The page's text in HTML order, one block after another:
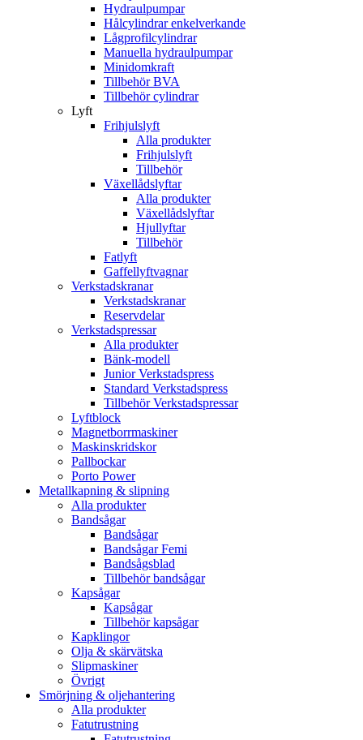
Hydraulpumpar
Hålcylindrar enkelverkande
Lågprofilcylindrar
Manuella hydraulpumpar
Minidomkraft
Tillbehör BVA
Tillbehör cylindrar
Lyft
Frihjulslyft
Alla produkter
Frihjulslyft
Tillbehör
Växellådslyftar
Alla produkter
Växellådslyftar
Hjullyftar
Tillbehör
Fatlyft
Gaffellyftvagnar
Verkstadskranar
Verkstadskranar
Reservdelar
Verkstadspressar
Alla produkter
Bänk-modell
Junior Verkstadspress
Standard Verkstadspress
Tillbehör Verkstadspressar
Lyftblock
Magnetborrmaskiner
Maskinskridskor
Pallbockar
Porto Power
Metallkapning & slipning
Alla produkter
Bandsågar
Bandsågar
Bandsågar Femi
Bandsågsblad
Tillbehör bandsågar
Kapsågar
Kapsågar
Tillbehör kapsågar
Kapklingor
Olja & skärvätska
Slipmaskiner
Övrigt
Smörjning & oljehantering
Alla produkter
Fatutrustning